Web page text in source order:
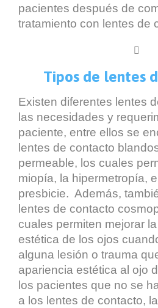
pacientes después de
tratamiento con lentes de

Tipos de lentes
Existen diferentes lentes
las necesidades y
paciente, entre ellos se
lentes de contacto
permeable, los cuales
miopía, la hipermetropía,
presbicie. Además,
lentes de contacto
cuales permiten mejorar
estética de los ojos
alguna lesión o trauma
apariencia estética al ojo
los pacientes que no se
a los lentes de contacto,